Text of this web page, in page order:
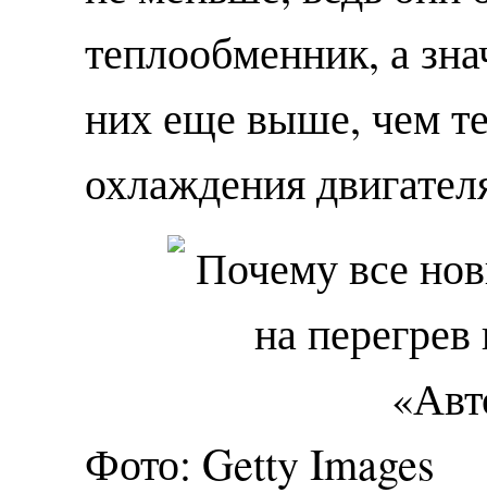
теплообменник, а
них еще выше, чем
охлаждения
Фото: Getty Images